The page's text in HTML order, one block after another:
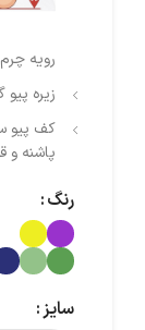
رویه
زیره
کف پیو‌
پاشنه
رنگ
سایز